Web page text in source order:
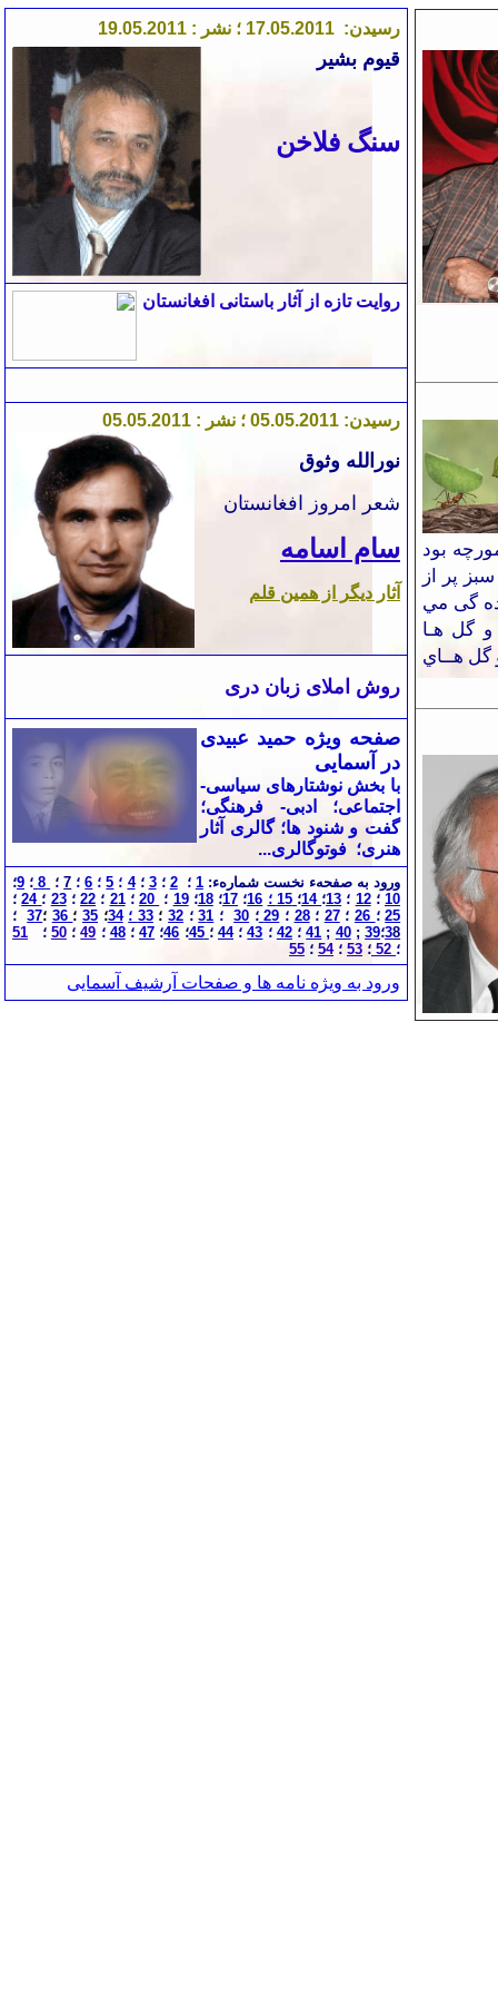
رسیدن: 17.05.2011 ؛ نشر : 19.05.2011
قیوم بشیر
سنگ فلاخن
روایت تازه از آثار باستانی افغانستان
رسیدن: 05.05.2011 ؛ نشر : 0 5.05.2011
نورالله وثوق
شعر امروز افغانستان
سام اسامه
آثار دیگر از همین قلم
روش املای زبان دری
صفحه ویژه حمید عبیدی
در آسمایی
با بخش نوشتارهای سياسی-
اجتماعی؛ ادبی- فرهنگی؛
گفت و شنود ها؛ گالری آثار
هنری؛ فوتوگالری...
ورود به صفحهء نخست شمارهء: 1 ؛ 2 ؛ 3 ؛ 4 ؛ 5؛ 6 ؛ 7 ؛ ؛ 9؛
10؛12 ؛ 13؛ 14 ؛ 15 ؛ 16؛ 17؛18؛19 ؛ 20 ؛21 ؛ 22؛23 ؛ 24
؛
25؛ 26 ؛27 ؛28 ؛ 29 ؛ 30 ؛ 31 ؛ 32 ؛ 33 ؛ 34؛ 35 ؛ 36 ؛ 37
؛
38 ؛39
;
40
;
41؛42 ؛ 43؛44؛ 45 ؛ 46؛ 47؛48 ؛ 49؛50 ؛
51
؛ 52 ؛ 53 ؛54 ؛ 55
ورود به ویژه نامه ها و صفحات آرشیف آسمایی
بود
پر از
گی مي
گل هـا
هــاي